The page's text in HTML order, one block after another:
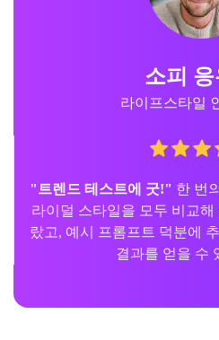
소피 응
라이프스타일
"트렌드 테스트에 굿!" 한 번
라이덜 스타일을 모두 비교
랐고, 예시 프롬프트 덕분에
결과를 얻을 수